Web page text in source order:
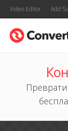
Video Editor Add